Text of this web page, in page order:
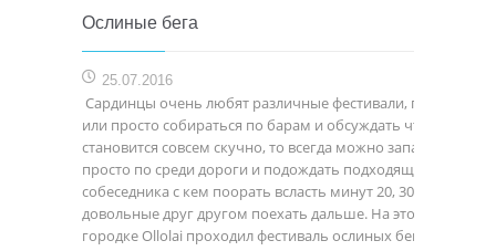
Ослиные бега
25.07.2016
Сардинцы очень любят различные фестивали, праздники,
или просто собираться по барам и обсуждать что-то… если
становится совсем скучно, то всегда можно запарковаться
просто по среди дороги и подождать подходящего
собеседника с кем поорать всласть минут 20, 30 и потом
довольные друг другом поехать дальше. На этот раз в
городке Ollolai проходил фестиваль ослиных бегов. Для…